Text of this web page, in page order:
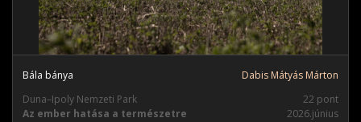
Bála bánya
Dabis Mátyás Márton
Duna–Ipoly Nemzeti Park
22 pont
Az ember hatása a természetre
2026.június